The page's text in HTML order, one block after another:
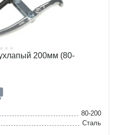
200мм (80-
80-200
Сталь